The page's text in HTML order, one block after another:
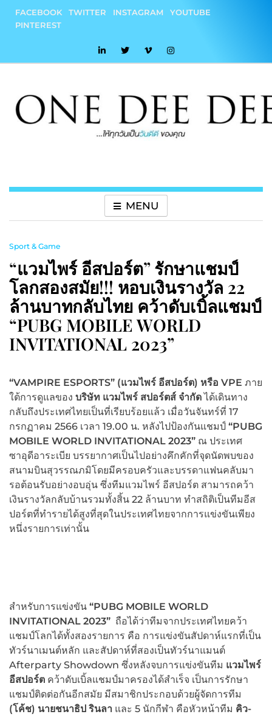
content
FACEBOOK TWITTER INSTAGRAM
YOUTUBE
PINTEREST
MENU
Sport & Game
“แวมไพร์ อีสปอร์ต” รักษาแชมป์
โลกสองสมัย!!! หอบเงินรางวัล 22
ล้านบาทกลับไทย คว้าดับเบิ้ลแชมป์
“PUBG MOBILE WORLD
INVITATIONAL 2023”
“VAMPIRE ESPORTS” (แวมไพร์ อีสปอร์ต) หรือ VPE ภาย
ใต้การดูแลของ บริษัท แวมไพร์ สปอร์ตส์ จำกัด ได้เดินทาง
กลับถึงประเทศไทยเป็นที่เรียบร้อยแล้ว เมื่อวันจันทร์ที่ 17
กรกฏาคม 2566 เวลา 19.00 น. หลังไปป้องกันแชมป์ “PUBG
MOBILE WORLD INVITATIONAL 2023” ณ ประเทศ
ซาอุดีอาระเบีย บรรยากาศเป็นไปอย่างคึกคักที่จุดนัดพบของ
สนามบินสุวรรณภมิโดยมีครอบครัวและบรรดาแฟนคลับมา
รอต้อนรับอย่างอบอุ่น ซึ่งทีมแวมไพร์ อีสปอร์ต สามารถคว้า
เงินรางวัลกลับบ้านรวมทั้งสิ้น 22 ล้านบาท ทำสถิติเป็นทีมอีส
ปอร์ตที่ทำรายได้สูงที่สุดในประเทศไทยจากการแข่งขันเพียง
หนึ่งรายการเท่านั้น
สำหรับการแข่งขัน “PUBG MOBILE WORLD
INVITATIONAL 2023” ถือได้ว่าทีมจากประเทศไทยคว้า
แชมป์โลกได้ทั้งสองรายการ คือ การแข่งขันสัปดาห์แรกที่เป็น
ทัวร์นาเมนต์หลัก และสัปดาห์ที่สองเป็นทัวร์นาแมนต์
Afterparty Showdown ซึ่งหลังจบการแข่งขันทีม แวมไพร์
อีสปอร์ต คว้าดับเบิ้ลแชมป์มาครองได้สำเร็จ เป็นการรักษา
แชมป์ติดต่อกันอีกสมัย มีสมาชิกประกอบด้วยผู้จัดการทีม
(โค้ช) นายชนาธิป รินลา และ 5 นักกีฬา คือหัวหน้าทีม คิว-